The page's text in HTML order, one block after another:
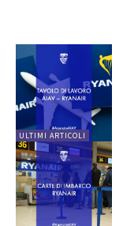
ULTIMI ARTICOLI